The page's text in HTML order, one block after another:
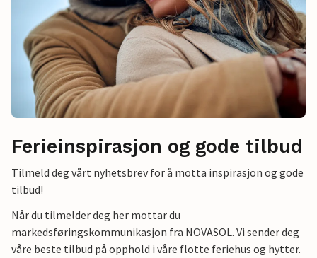
Ferieinspirasjon og gode tilbud
Tilmeld deg vårt nyhetsbrev for å motta inspirasjon og gode
tilbud!
Når du tilmelder deg her mottar du
markedsføringskommunikasjon fra NOVASOL. Vi sender deg
våre beste tilbud på opphold i våre flotte feriehus og hytter.